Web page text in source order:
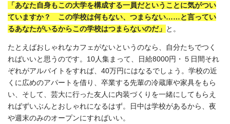
「あなた自身もこの大学を構成する一員だということに気がつい
ていますか？ この学校は何もない、つまらない……と言ってい
るあなたがいるからこの学校はつまらないのだ」 と。
たとえばおしゃれなカフェがないというのなら、自分たちでつく
ればいいと思うのです。10人集まって、日給8000円・５日間それ
ぞれがアルバイトをすれば、40万円にはなるでしょう。学校の近
くに広めのアパートを借り、卒業する先輩の冷蔵庫や家具をもら
い、そして、芸大に行った友人に内装づくりを一緒にしてもらえ
ればずいぶんとおしゃれになるはず。日中は学校があるから、夜
や週末のみのオープンにすればいい。